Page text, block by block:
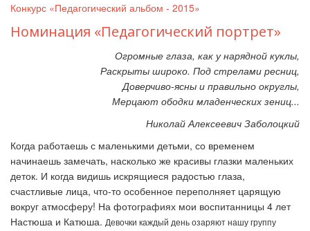
Конкурс «Педагогический альбом - 2015»
Номинация «Педагогический портрет»
Огромные глаза, как у нарядной куклы,
Раскрыты широко. Под стрелами ресниц,
Доверчиво-ясны и правильно округлы,
Мерцают ободки младенческих зениц...
Николай Алексеевич Заболоцкий
Когда работаешь с маленькими детьми, со временем
начинаешь замечать, насколько же красивы глазки маленьких
деток. И когда видишь искрящиеся радостью глаза,
счастливые лица, что-то особенное переполняет царящую
вокруг атмосферу! На фотографиях мои воспитанницы 4 лет
Настюша и Катюша. Девочки каждый день озаряют нашу группу